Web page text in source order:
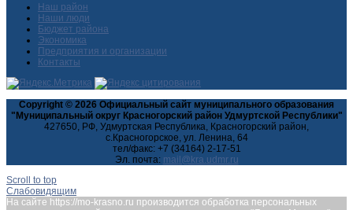
Наш район
Наши люди
Бюджет района
Экономика
Предприятия и организации
Контакты
Copyright © 2026 Официальный сайт муниципального образования
"Муниципальный округ Красногорский район Удмуртской Республики"
427650, РФ, Удмуртская Республика, Красногорский район,
с.Красногорское, ул. Ленина, 64
тел/факс: +7 (34164) 2-17-51
Эл. почта:
Scroll to top
Слабовидящим
На сайте https://mo-krasno.ru производится обработка персональных